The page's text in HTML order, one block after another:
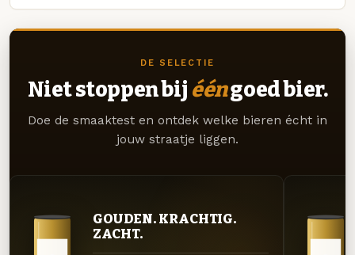
DE SELECTIE
Niet stoppen bij ééngoed bier.
Doe de smaaktest en ontdek welke bieren écht in
jouw straatje liggen.
GOUDEN. KRACHTIG.
ZACHT.